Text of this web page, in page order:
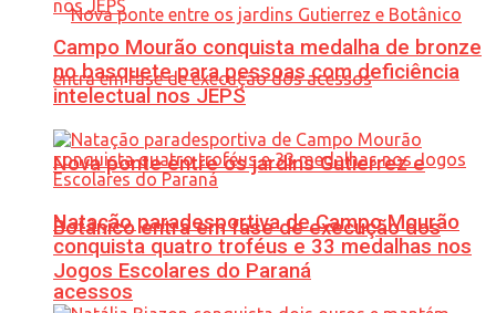
Nova ponte entre os jardins Gutierrez e
Botânico entra em fase de execução dos
acessos
Campo Mourão conquista medalha de bronze
no basquete para pessoas com deficiência
intelectual nos JEPS
Natação paradesportiva de Campo Mourão
conquista quatro troféus e 33 medalhas nos
Jogos Escolares do Paraná